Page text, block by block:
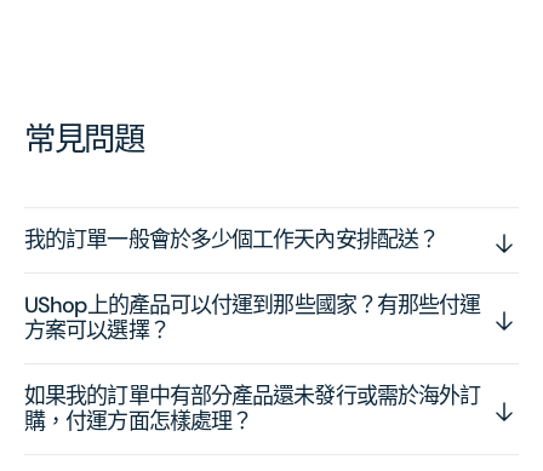
常見問題
我的訂單一般會於多少個工作天內安排配送？
UShop上的產品可以付運到那些國家？有那些付運
方案可以選擇？
如果我的訂單中有部分產品還未發行或需於海外訂
購，付運方面怎樣處理？